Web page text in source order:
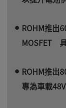
ROHM推出
MOSFET
ROHM推出
專為車載